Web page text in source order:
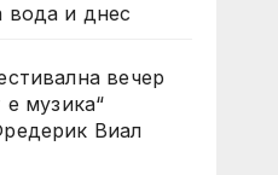
вода и днес
вечер
е музика“
Виал